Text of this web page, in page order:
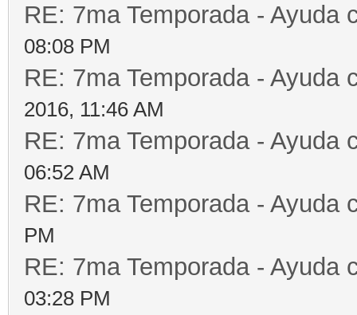
RE: 7ma Temporada - Ayuda
08:08 PM
RE: 7ma Temporada - Ayuda
2016, 11:46 AM
RE: 7ma Temporada - Ayuda
06:52 AM
RE: 7ma Temporada - Ayuda
PM
RE: 7ma Temporada - Ayuda
03:28 PM